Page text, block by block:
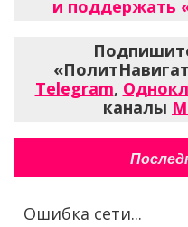
и поддержать
Telegram,
каналы
Ошибка сети...